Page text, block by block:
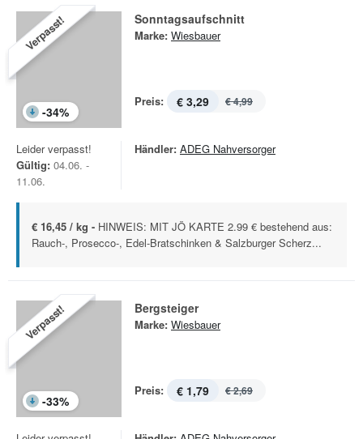
Verpasst!
-34%
Sonntagsaufschnitt
Marke: Wiesbauer
Preis: € 3,29 € 4,99
Leider verpasst!
Gültig: 04.06. -
11.06.
Händler: ADEG Nahversorger
€ 16,45 / kg - HINWEIS: MIT JÖ KARTE 2.99 € bestehend aus:
Rauch-, Prosecco-, Edel-Bratschinken & Salzburger Scherz...
Verpasst!
-33%
Bergsteiger
Marke: Wiesbauer
Preis: € 1,79 € 2,69